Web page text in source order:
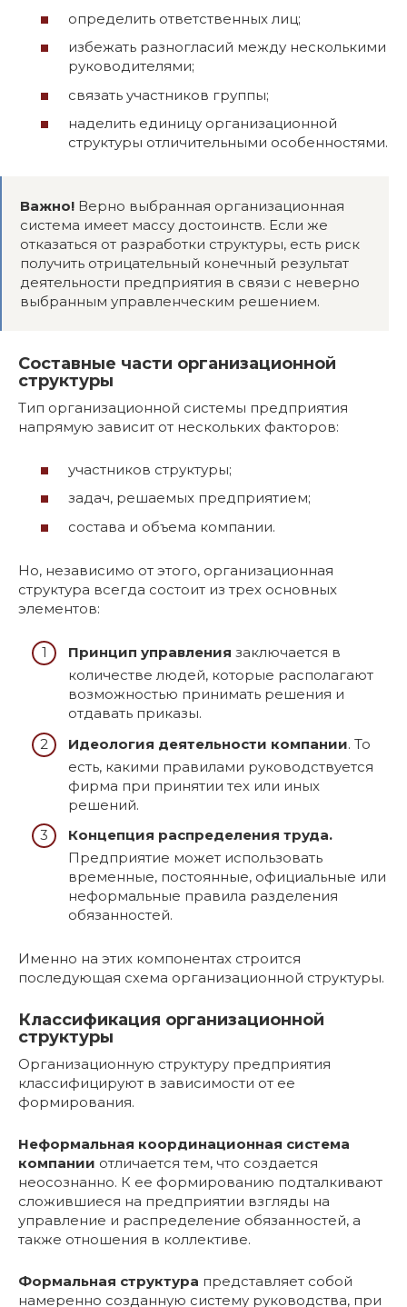
определить ответственных лиц;
избежать разногласий между несколькими
руководителями;
связать участников группы;
наделить единицу организационной
структуры отличительными особенностями.
Важно! Верно выбранная организационная
система имеет массу достоинств. Если же
отказаться от разработки структуры, есть риск
получить отрицательный конечный результат
деятельности предприятия в связи с неверно
выбранным управленческим решением.
Составные части организационной
структуры
Тип организационной системы предприятия
напрямую зависит от нескольких факторов:
участников структуры;
задач, решаемых предприятием;
состава и объема компании.
Но, независимо от этого, организационная
структура всегда состоит из трех основных
элементов:
Принцип управления заключается в
количестве людей, которые располагают
возможностью принимать решения и
отдавать приказы.
Идеология деятельности компании. То
есть, какими правилами руководствуется
фирма при принятии тех или иных
решений.
Концепция распределения труда.
Предприятие может использовать
временные, постоянные, официальные или
неформальные правила разделения
обязанностей.
Именно на этих компонентах строится
последующая схема организационной структуры.
Классификация организационной
структуры
Организационную структуру предприятия
классифицируют в зависимости от ее
формирования.
Неформальная координационная система
компании отличается тем, что создается
неосознанно. К ее формированию подталкивают
сложившиеся на предприятии взгляды на
управление и распределение обязанностей, а
также отношения в коллективе.
Формальная структура представляет собой
намеренно созданную систему руководства, при